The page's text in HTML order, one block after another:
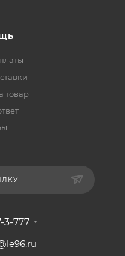
товар
3-777